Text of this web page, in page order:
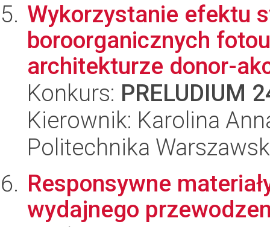
Wykorzystanie efektu
boroorganicznych
architekturze donor-
Konkurs: PRELUDIUM
Kierownik: Karolina
Politechnika
Responsywne
wydajnego